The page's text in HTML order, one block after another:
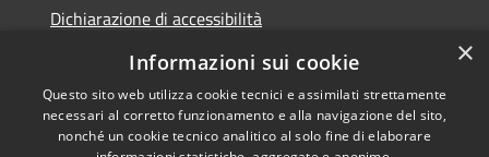
Dichiarazione di accessibilità
Obiettivi di accessibilità
×
Informazioni sui cookie
Questo sito web utilizza cookie tecnici e assimilati strettamente
necessari al corretto funzionamento e alla navigazione del sito,
nonché un cookie tecnico analitico al solo fine di elaborare